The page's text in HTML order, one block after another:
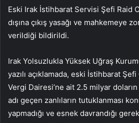
Eski Irak İstihbarat Servisi Şefi Raid
dışına çıkış yasağı ve mahkemeye
verildiği bildirildi.
Irak Yolsuzlukla Yüksek Uğraş
yazılı açıklamada, eski İstihbarat
Vergi Dairesi’ne ait 2.5 milyar doların
adı geçen zanlıların tutuklanması
yapmadığı ve esnek davrandığı